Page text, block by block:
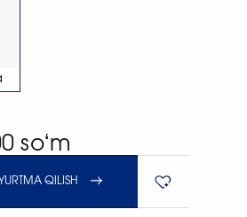
soʻm
QILISH